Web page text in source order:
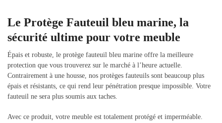
Le Protège Fauteuil bleu marine, la
sécurité ultime pour votre meuble
Épais et robuste, le protège fauteuil bleu marine offre la meilleure
protection que vous trouverez sur le marché à l’heure actuelle.
Contrairement à une housse, nos protèges fauteuils sont beaucoup plus
épais et résistants, ce qui rend leur pénétration presque impossible. Votre
fauteuil ne sera plus soumis aux taches.
Avec ce produit, votre meuble est totalement protégé et imperméable.